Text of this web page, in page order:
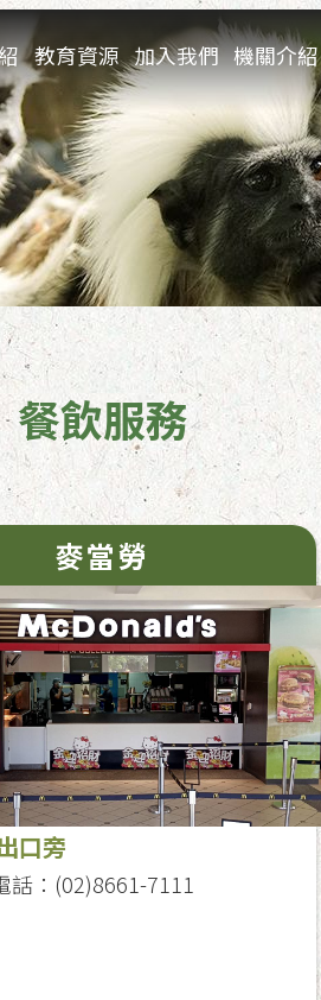
教育資源 加入我們 機關介紹
餐飲服務
麥當勞
口旁
話：(02)8661-7111